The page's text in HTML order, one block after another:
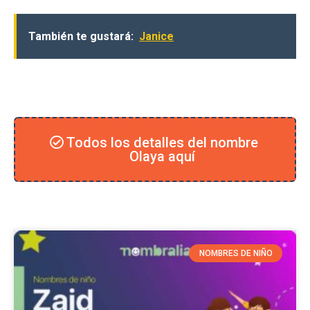
También te gustará: Janice
Todos los detalles del nombre
Olaya aquí
NOMBRES DE NIÑO